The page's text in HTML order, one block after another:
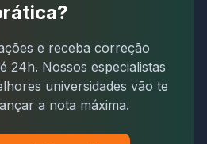
e receba correção
24h. Nossos especialistas
universidades vão te
a nota máxima.